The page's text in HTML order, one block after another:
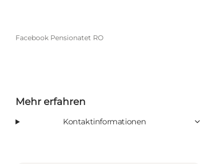
Facebook Pensionatet RO
Mehr erfahren
Kontaktinformationen